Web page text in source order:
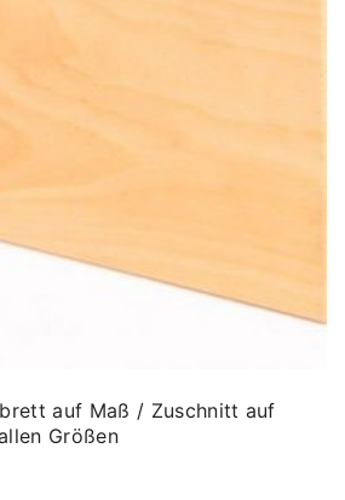
auf Maß / Zuschnitt auf
Größen